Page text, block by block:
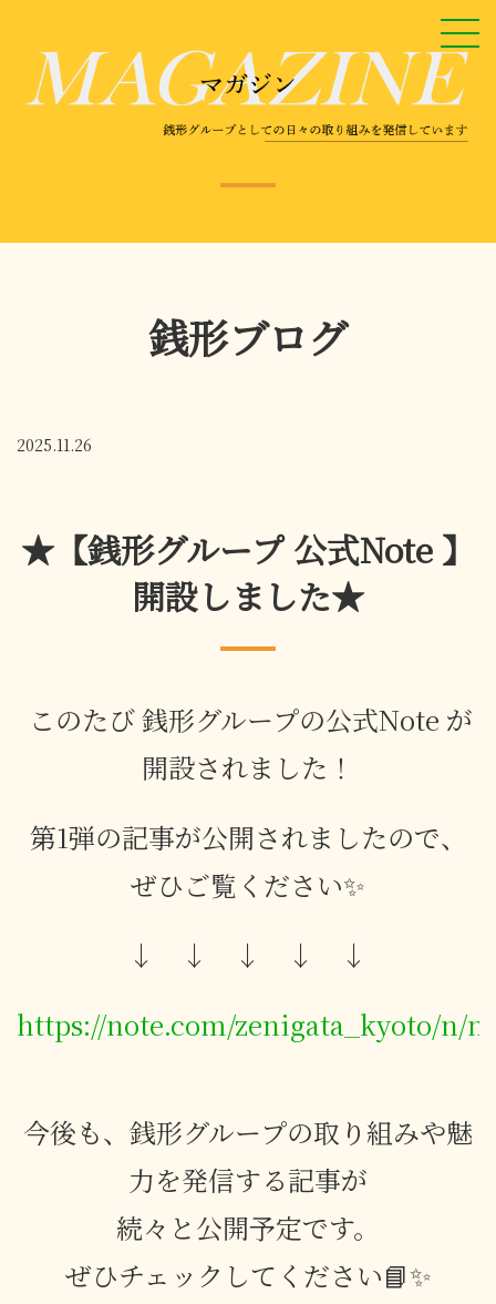
銭形ブログ
2025.11.26
★【銭形グループ 公式Note 】
開設しました★
このたび 銭形グループの公式Note が
開設されました！
第1弾の記事が公開されましたので、
ぜひご覧ください✨
↓ ↓ ↓ ↓ ↓
https://note.com/zenigata_kyoto/n/
今後も、銭形グループの取り組みや魅
力を発信する記事が
続々と公開予定です。
ぜひチェックしてください📘✨